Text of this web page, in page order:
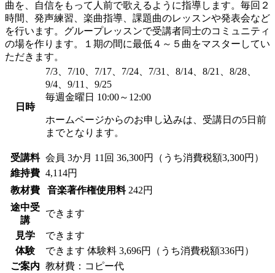
曲を、自信をもって人前で歌えるように指導します。毎回２
時間、発声練習、楽曲指導、課題曲のレッスンや発表会など
を行います。グループレッスンで受講者同士のコミュニティ
の場を作ります。１期の間に最低４～５曲をマスターしてい
ただきます。
日時
7/3、7/10、7/17、7/24、7/31、8/14、8/21、8/28、
9/4、9/11、9/25
毎週金曜日 10:00～12:00
ホームページからのお申し込みは、受講日の5日前
までとなります。
受講料 会員 3か月 11回 36,300円（うち消費税額3,300円）
維持費 4,114円
教材費
音楽著作権使用料 242円
途中受
講
できます
見学
できます
体験
できます 体験料 3,696円（うち消費税額336円）
ご案内 教材費：コピー代